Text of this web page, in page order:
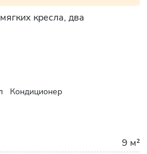
кресла, два
Кондиционер
9 м²